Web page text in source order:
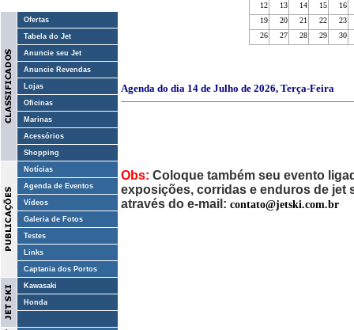
Ofertas
Tabela do Jet
Anuncie seu Jet
Anuncie Revendas
Lojas
Oficinas
Marinas
Acessórios
Shopping
Notícias
Agenda de Eventos
Vídeos
Galeria de Fotos
Testes
Links
Captania dos Portos
Kawasaki
Honda
12
13 14 15
16
19
20 21 22
23
26
27 28 29 30
Agenda do dia 14 de Julho de 2026, Terça-Feira
Obs: Coloque também seu evento
exposições, corridas e enduros de jet
através do e-mail: contato@jetski.com.br